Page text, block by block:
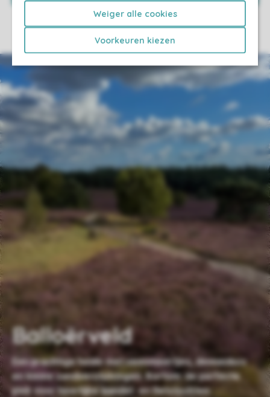
Weiger alle cookies
Voorkeuren kiezen
Balloërveld
Een prachtige heide met veenmeertjes, dennenbos
en kleine zandverstuivingen. Kortom: de perfecte
plek voor heerlijke wandel- en fietstochten.